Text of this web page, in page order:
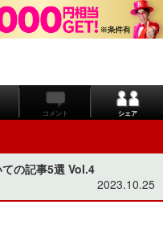
コメント シェア
ての記事5選 Vol.4
2023.10.25